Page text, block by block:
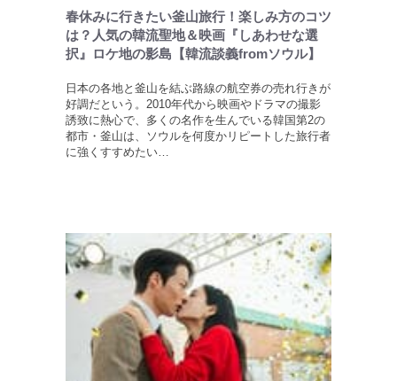
春休みに行きたい釜山旅行！楽しみ方のコツ
は？人気の韓流聖地＆映画『しあわせな選
択』ロケ地の影島【韓流談義fromソウル】
日本の各地と釜山を結ぶ路線の航空券の売れ行きが
好調だという。2010年代から映画やドラマの撮影
誘致に熱心で、多くの名作を生んでいる韓国第2の
都市・釜山は、ソウルを何度かリピートした旅行者
に強くすすめたい…